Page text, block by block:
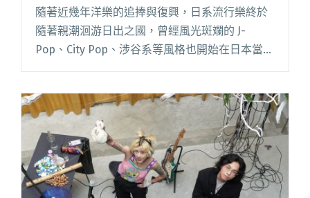
隨著近幾年洋樂的追捧與復興，日系流行樂終於
隨著親潮洄游日出之國，曾經風光斑斕的 J-
Pop、City Pop、涉谷系等風格也開始在日本當地
冒出新芽。由發行非人物種《珍饈》黑膠、Mong
文 "日系流行再復興！Y2K世代的昭和歌姬
AMAIWANA首次海外巡演獻給台灣！"